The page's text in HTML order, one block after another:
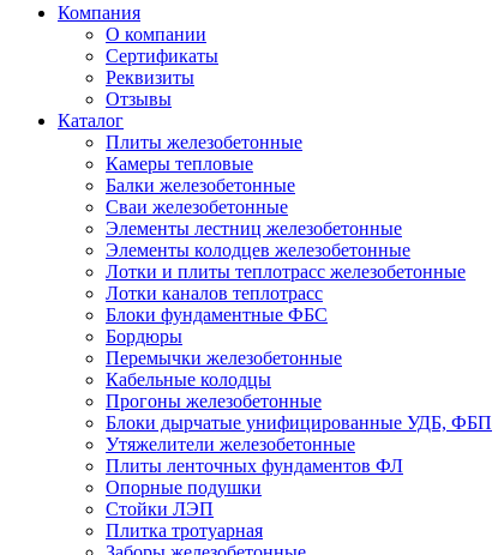
Компания
О компании
Сертификаты
Реквизиты
Отзывы
Каталог
Плиты железобетонные
Камеры тепловые
Балки железобетонные
Сваи железобетонные
Элементы лестниц железобетонные
Элементы колодцев железобетонные
Лотки и плиты теплотрасс железобетонные
Лотки каналов теплотрасс
Блоки фундаментные ФБС
Бордюры
Перемычки железобетонные
Кабельные колодцы
Прогоны железобетонные
Блоки дырчатые унифицированные УДБ, ФБП
Утяжелители железобетонные
Плиты ленточных фундаментов ФЛ
Опорные подушки
Стойки ЛЭП
Плитка тротуарная